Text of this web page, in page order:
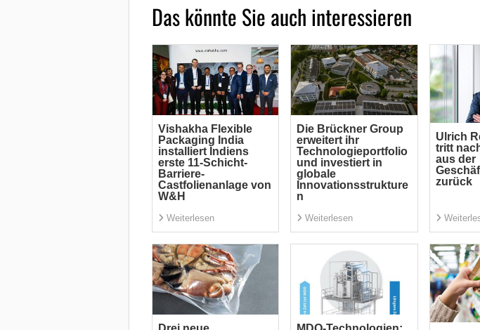
Das könnte Sie auch interessieren
Vishakha Flexible
Packaging India
installiert Indiens
erste 11-Schicht-
Barriere-
Castfolienanlage von
W&H
Weiterlesen
Die Brückner Group
erweitert ihr
Technologieportfolio
und investiert in
globale
Innovationsstrukture
n
Weiterlesen
Ulrich
tritt
aus der
zurück